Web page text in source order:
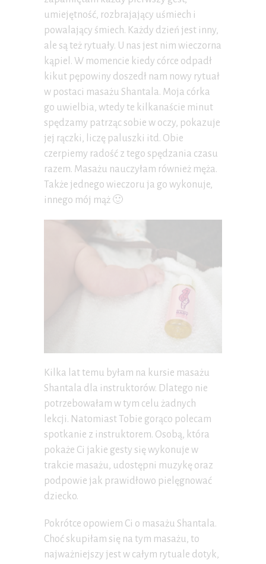
umiejętność, rozbrajający uśmiech i
powalający śmiech. Każdy dzień jest inny,
ale są też rytuały. U nas jest nim wieczorna
kąpiel. W momencie kiedy córce odpadł
kikut pępowiny doszedł nam nowy rytuał
w postaci masażu Shantala. Moja córka
go uwielbia, wtedy te kilkanaście minut
spędzamy patrząc sobie w oczy, pokazuje
jej rączki, liczę paluszki itd. Obie
czerpiemy radość z tego spędzania czasu
razem. Masażu nauczyłam również męża.
Także jednego wieczoru ja go wykonuje,
innego mój mąż 🙂
Kilka lat temu byłam na kursie masażu
Shantala dla instruktorów. Dlatego nie
potrzebowałam w tym celu żadnych
lekcji. Natomiast Tobie gorąco polecam
spotkanie z instruktorem. Osobą, która
pokaże Ci jakie gesty się wykonuje w
trakcie masażu, udostępni muzykę oraz
podpowie jak prawidłowo pielęgnować
dziecko.
Pokrótce opowiem Ci o masażu Shantala.
Choć skupiłam się na tym masażu, to
najważniejszy jest w całym rytuale dotyk,